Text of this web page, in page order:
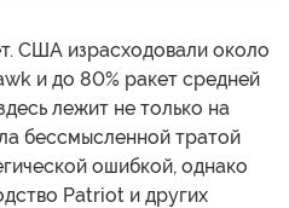
США израсходовали около
и до 80% ракет средней
лежит не только на
бессмысленной тратой
ошибкой, однако
Patriot и других